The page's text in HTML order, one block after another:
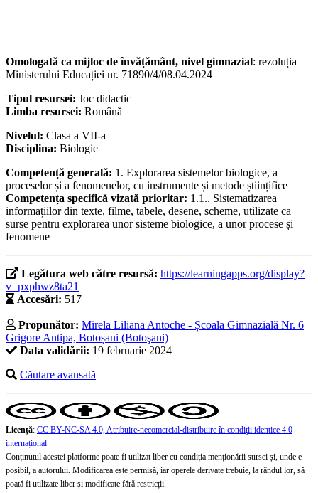
Omologată ca mijloc de învățământ, nivel gimnazial: rezoluția
Ministerului Educației nr. 71890/4/08.04.2024
Tipul resursei: Joc didactic
Limba resursei: Română
Nivelul: Clasa a VII-a
Disciplina: Biologie
Competență generală: 1. Explorarea sistemelor biologice, a
proceselor și a fenomenelor, cu instrumente și metode științifice
Competența specifică vizată prioritar: 1.1.. Sistematizarea
informațiilor din texte, filme, tabele, desene, scheme, utilizate ca
surse pentru explorarea unor sisteme biologice, a unor procese și
fenomene
Legătura web către resursă: https://learningapps.org/display?
v=pxphwz8ta21
Accesări: 517
Propunător: Mirela Liliana Antoche - Școala Gimnazială Nr. 6
Grigore Antipa, Botoșani (Botoşani)
Data validării: 19 februarie 2024
Căutare avansată
Licență: CC BY-NC-SA 4.0, Atribuire-necomercial-distribuire în condiţii identice 4.0
internațional
Conținutul acestei platforme poate fi utilizat liber cu condiția menționării sursei și, unde e
posibil, a autorului. Modificarea este permisă, iar operele derivate trebuie, la rândul lor, să
poată fi utilizate liber și modificate fără restricții.